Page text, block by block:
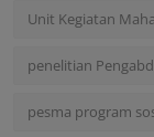
Unit Kegiatan
penelitian
pesma program